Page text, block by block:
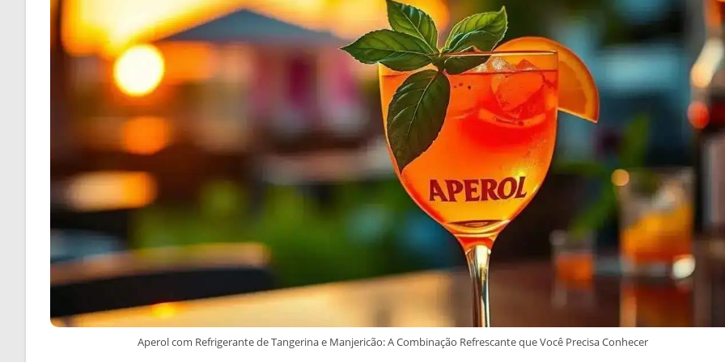
Aperol com Refrigerante de Tangerina e Manjericão: A Combinação Refrescante que Você Precisa Conhecer